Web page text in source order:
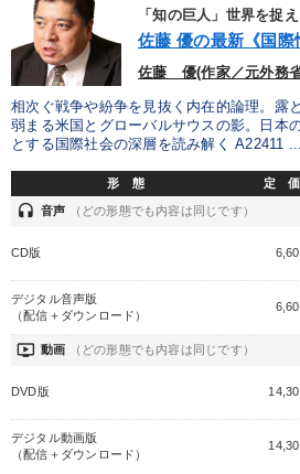
「知の巨人」世界を捉
佐藤 優の最新《国際
佐藤 優(作家／元外務
相次ぐ戦争や紛争を見抜く内在的論理。露
弱まる米国とグローバルサウスの影。日本
とする国際社会の深層を読み解く A22411 ...
形 態 定 価
headset 音声 （どの形態でも内容は同じです）
CD版
デジタル音声版
（配信＋ダウンロード）
ondemand_video 動画 （どの形態でも内容は同じです）
DVD版
デジタル動画版
（配信＋ダウンロード）